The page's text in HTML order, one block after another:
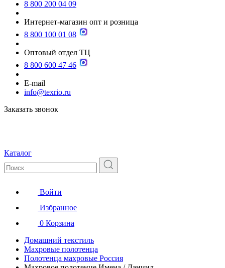
8 800 200 04 09
Интернет-магазин опт и розница
8 800 100 01 08
Оптовый отдел ТЦ
8 800 600 47 46
E-mail
info@texrio.ru
Заказать звонок
Каталог
Войти
Избранное
0 Корзина
Домашний текстиль
Махровые полотенца
Полотенца махровые Россия